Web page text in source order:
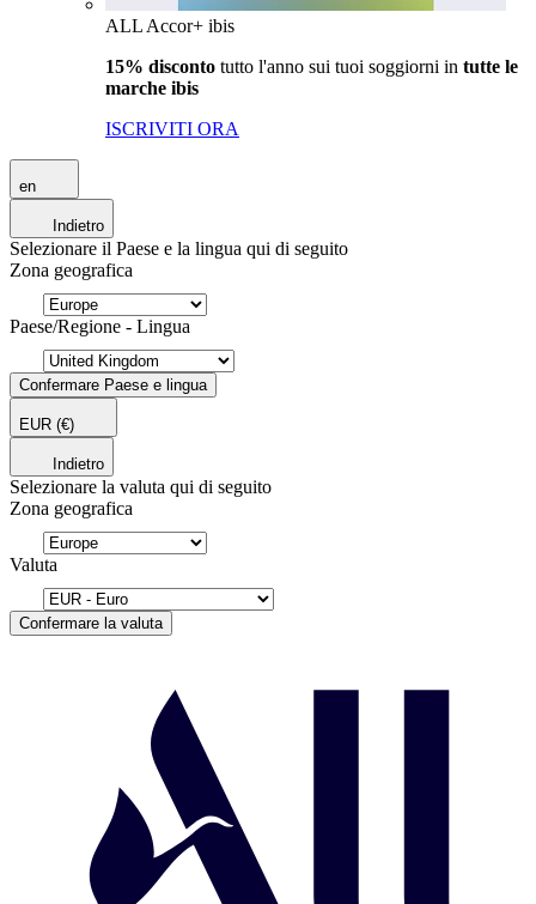
ALL Accor+ ibis
15% disconto tutto l'anno sui tuoi soggiorni in tutte le
marche ibis
ISCRIVITI ORA
en
Indietro
Selezionare il Paese e la lingua qui di seguito
Zona geografica
Paese/Regione - Lingua
Confermare Paese e lingua
EUR (€)
Indietro
Selezionare la valuta qui di seguito
Zona geografica
Valuta
Confermare la valuta